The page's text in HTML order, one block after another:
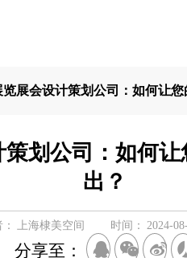
览展会设计策划公司：如何让
策划公司：如何
出？
上海棣美空间 时间： 2024-
分享至：